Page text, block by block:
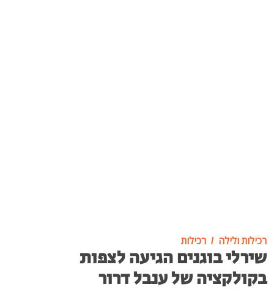
רכילות ולילה רכילות
שירלי בוגנים הגיעה לצפות
בקולקציה של ענבל דרור